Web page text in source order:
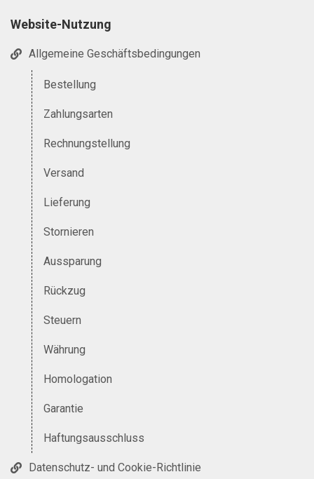
Website-Nutzung
Allgemeine Geschäftsbedingungen
Bestellung
Zahlungsarten
Rechnungstellung
Versand
Lieferung
Stornieren
Aussparung
Rückzug
Steuern
Währung
Homologation
Garantie
Haftungsausschluss
Datenschutz- und Cookie-Richtlinie